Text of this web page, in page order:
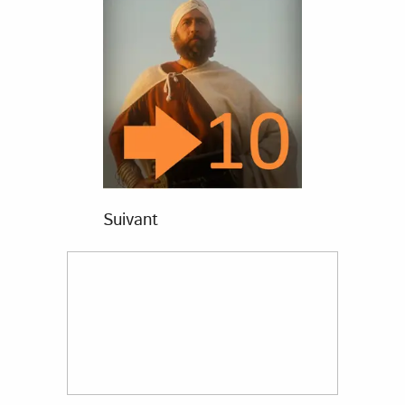
Suivant